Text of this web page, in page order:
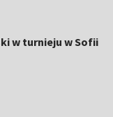
w turnieju w Sofii